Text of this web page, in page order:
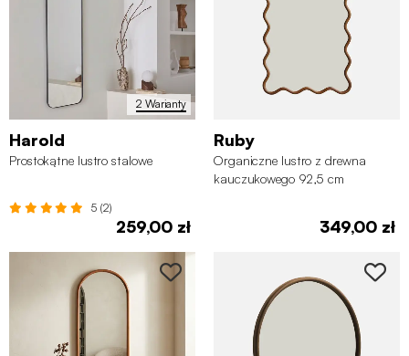
2 Warianty
Harold
Prostokątne lustro stalowe
5 (2)
259,00 zł
Ruby
Organiczne lustro z drewna
kauczukowego 92,5 cm
349,00 zł